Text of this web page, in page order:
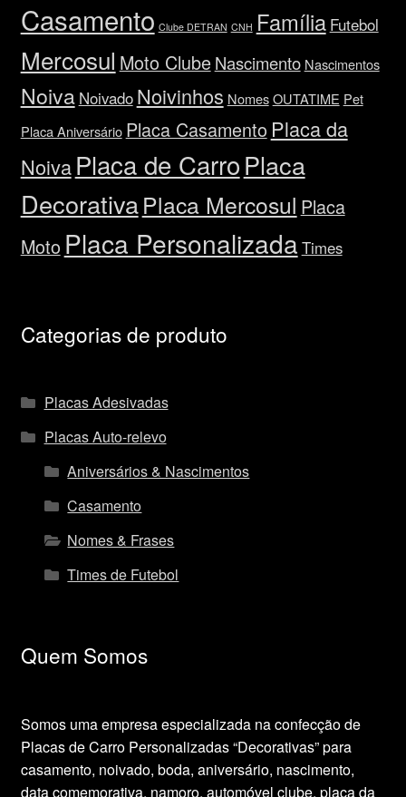
Casamento Clube DETRAN CNH Família Futebol
Mercosul Moto Clube Nascimento Nascimentos
Noiva Noivado Noivinhos Nomes OUTATIME Pet
Placa Aniversário Placa Casamento Placa da
Noiva Placa de CarroPlaca
DecorativaPlaca Mercosul Placa
Moto Placa Personalizada Times
Categorias de produto
Placas Adesivadas
Placas Auto-relevo
Aniversários & Nascimentos
Casamento
Nomes & Frases
Times de Futebol
Quem Somos
Somos uma empresa especializada na confecção de
Placas de Carro Personalizadas “Decorativas” para
casamento, noivado, boda, aniversário, nascimento,
data comemorativa, namoro, automóvel clube, placa da